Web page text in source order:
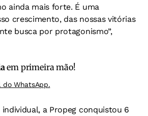
ainda mais forte. É uma
crescimento, das nossas vitórias
busca por protagonismo”,
em primeira mão!
WhatsApp.
a Propeg conquistou 6